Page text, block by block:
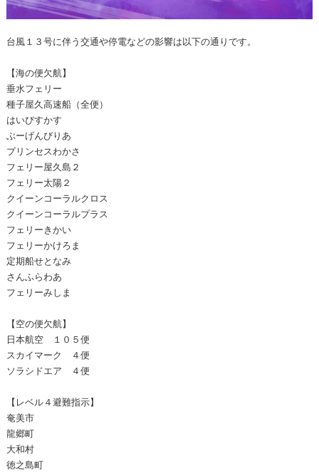
台風１３号に伴う交通や停電などの影響は以下の通りです。
【海の便欠航】
垂水フェリー
種子屋久高速船（全便）
はいびすかす
ぶーげんびりあ
プリンセスわかさ
フェリー屋久島２
フェリー太陽２
クイーンコーラルクロス
クイーンコーラルプラス
フェリーきかい
フェリーかけろま
定期船せとなみ
さんふらわあ
フェリーみしま
【空の便欠航】
日本航空 １０５便
スカイマーク ４便
ソラシドエア ４便
【レベル４避難指示】
奄美市
龍郷町
大和村
徳之島町